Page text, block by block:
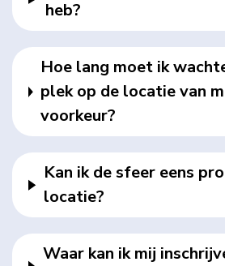
heb?
Hoe lang moet ik
plek op de locatie van
voorkeur?
Kan ik de sfeer eens
locatie?
Waar kan ik mij